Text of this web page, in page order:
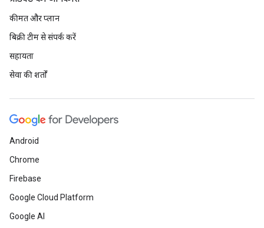
कीमत और प्लान
बिक्री टीम से संपर्क करें
सहायता
सेवा की शर्तों
Android
Chrome
Firebase
Google Cloud Platform
Google AI